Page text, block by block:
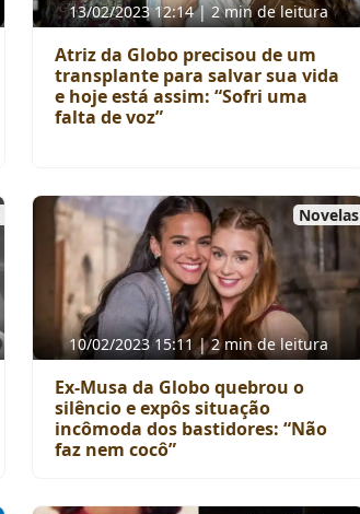
13/02/2023 12:14 | 2 min de leitura
Atriz da Globo precisou de um
transplante para salvar sua vida
e hoje está assim: “Sofri uma
falta de voz”
Novelas
10/02/2023 15:11 | 2 min de leitura
Ex-Musa da Globo quebrou o
silêncio e expôs situação
incômoda dos bastidores: “Não
faz nem cocô”